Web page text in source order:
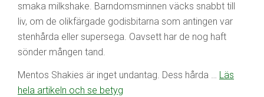
smaka milkshake. Barndomsminnen väcks snabbt till
liv, om de olikfärgade godisbitarna som antingen var
stenhårda eller supersega. Oavsett har de nog haft
sönder mången tand.
Mentos Shakies är inget undantag. Dess hårda … Läs
hela artikeln och se betyg